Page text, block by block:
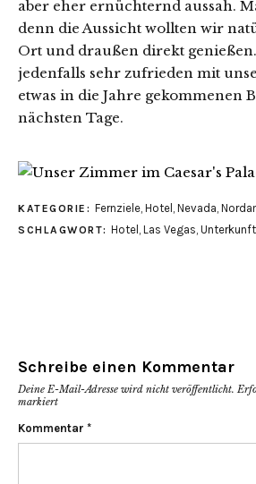
aber eher ernüchternd aussah.
denn die Aussicht wollten wir
Ort und draußen direkt
jedenfalls sehr zufrieden mit
etwas in die Jahre gekommenen
nächsten Tage.
KATEGORIE: Fernziele, Hotel , Nevada,
SCHLAGWORT: Hotel , Las Vegas, Unterkunft
Schreibe einen Kommentar
Deine E-Mail-Adresse wird nicht veröffentlicht.
markiert
Kommentar *